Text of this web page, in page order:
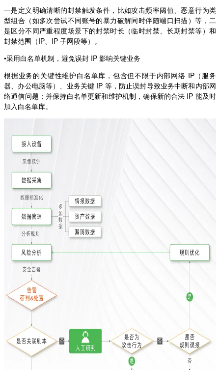
一是定义明确清晰的封禁触发条件，比如攻击频率阈值、恶意行为类
型组合（如多次尝试不同账号的暴力破解同时伴随端口扫描）等，二
是区分不同严重程度场景下的封禁时长（临时封禁、长期封禁等）和
封禁范围（IP、IP 子网段等）。
•采用白名单机制，避免误封 IP 影响关键业务
根据业务的关键性维护白名单库，包含但不限于内部网络 IP（服务
器、办公电脑等）、业务关键 IP 等，防止误封导致业务中断和内部网
络通信问题；并保持白名单更新和维护机制，确保新的合法 IP 能及时
加入白名单库。